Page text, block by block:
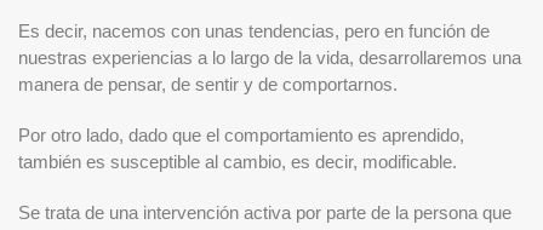
Es decir, nacemos con unas tendencias, pero en función de
nuestras experiencias a lo largo de la vida, desarrollaremos una
manera de pensar, de sentir y de comportarnos.
Por otro lado, dado que el comportamiento es aprendido,
también es susceptible al cambio, es decir, modificable.
Se trata de una intervención activa por parte de la persona que